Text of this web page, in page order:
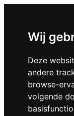
Wij
Deze
andere
browse-
volgende